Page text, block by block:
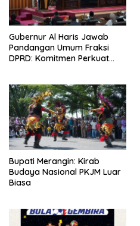
Gubernur Al Haris Jawab
Pandangan Umum Fraksi
DPRD: Komitmen Perkuat
Bupati Merangin: Kirab
Budaya Nasional PKJM Luar
Biasa